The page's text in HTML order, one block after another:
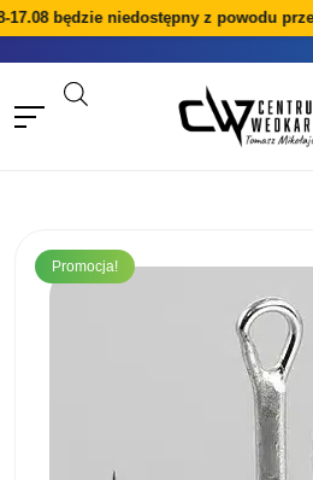
będzie niedostępny z powodu
Promocja!